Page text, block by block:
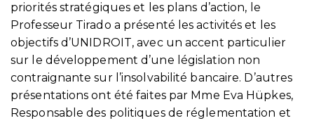
priorités stratégiques et les plans d’action, le
Professeur Tirado a présenté les activités et les
objectifs d’UNIDROIT, avec un accent particulier
sur le développement d’une législation non
contraignante sur l’insolvabilité bancaire. D’autres
présentations ont été faites par Mme Eva Hüpkes,
Responsable des politiques de réglementation et